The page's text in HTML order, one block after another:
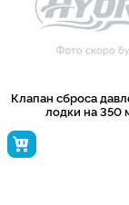
Клапан сброса
лодки на 350